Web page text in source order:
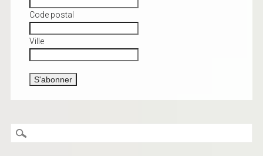
Code postal
Ville